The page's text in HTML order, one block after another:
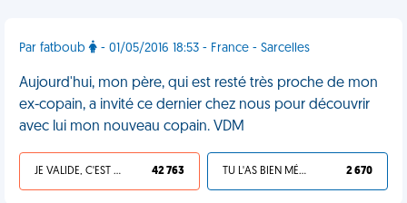
Par fatboub - 01/05/2016 18:53 - France - Sarcelles
Aujourd'hui, mon père, qui est resté très proche de mon
ex-copain, a invité ce dernier chez nous pour découvrir
avec lui mon nouveau copain. VDM
JE VALIDE, C'EST UNE VDM 42 763 TU L'AS BIEN MÉRITÉ 2 670